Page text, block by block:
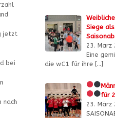
jetzt
bei
nach
Siege
23. März
Eine
die wC1 für ihre[…]
für
23. März